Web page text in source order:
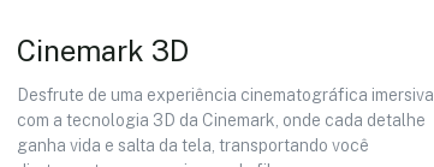
Cinemark 3D
Desfrute de uma experiência cinematográfica imersiva
com a tecnologia 3D da Cinemark, onde cada detalhe
ganha vida e salta da tela, transportando você